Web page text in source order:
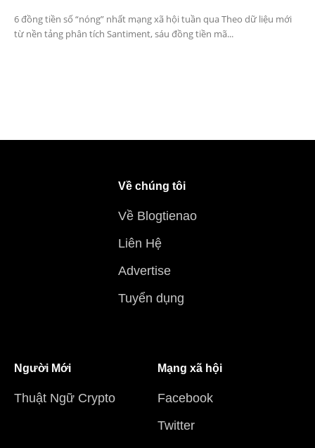
6 đồng tiền số “nóng” nhất mạng xã hội tuần qua Theo dữ liệu mới
từ nền tảng phân tích Santiment, sáu đồng tiền mã...
Về chúng tôi
Về Blogtienao
Liên Hệ
Advertise
Tuyển dụng
Người Mới
Thuật Ngữ Crypto
Mạng xã hội
Facebook
Twitter